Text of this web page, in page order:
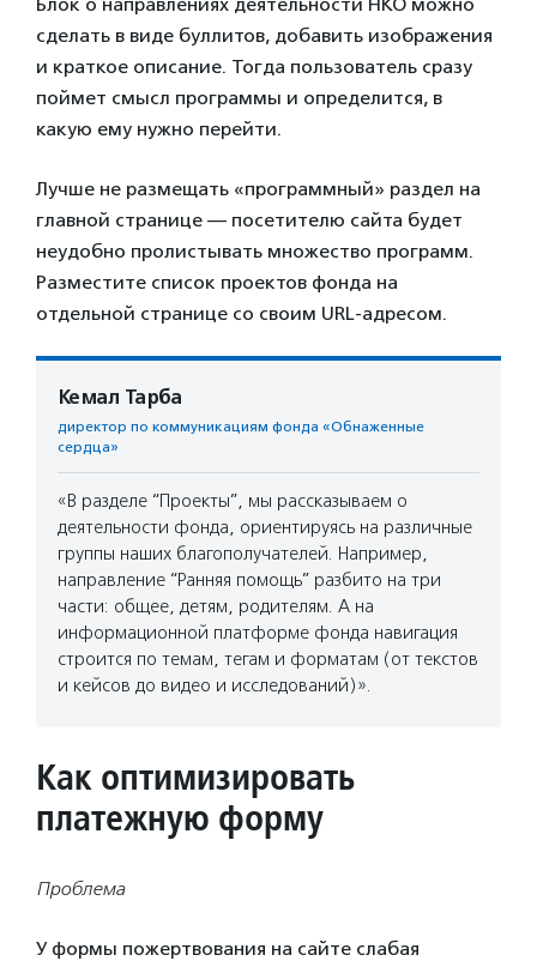
сделать в виде буллитов, добавить изображения
и краткое описание. Тогда пользователь сразу
поймет смысл программы и определится, в
какую ему нужно перейти.
Лучше не размещать «программный» раздел на
главной странице — посетителю сайта будет
неудобно пролистывать множество программ.
Разместите список проектов фонда на
отдельной странице со своим URL-адресом.
Кемал Тарба
директор по коммуникациям фонда «Обнаженные
сердца»
«В разделе “Проекты”, мы рассказываем о
деятельности фонда, ориентируясь на различные
группы наших благополучателей. Например,
направление “Ранняя помощь” разбито на три
части: общее, детям, родителям. А на
информационной платформе фонда навигация
строится по темам, тегам и форматам (от текстов
и кейсов до видео и исследований)».
Как оптимизировать
платежную форму
Проблема
У формы пожертвования на сайте слабая